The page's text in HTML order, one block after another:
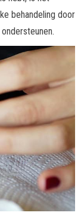
behandeling door